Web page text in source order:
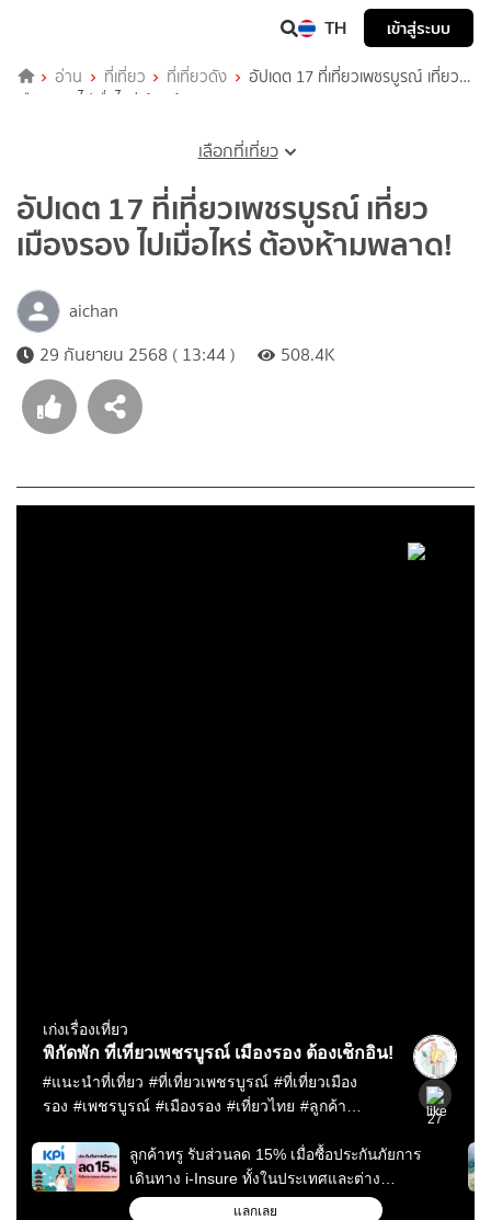
TH เข้าสู่ระบบ
อ่าน ที่เที่ยว ที่เที่ยวดัง
อัปเดต 17 ที่เที่ยวเพชรบูรณ์ เที่ยว
เมืองรอง ไปเมื่อไหร่ ต้องห้ามพลาด!
เลือกที่เที่ยว
อัปเดต 17 ที่เที่ยวเพชรบูรณ์ เที่ยว
เมืองรอง ไปเมื่อไหร่ ต้องห้ามพลาด!
aichan
29 กันยายน 2568 ( 13:44 )
508.4K